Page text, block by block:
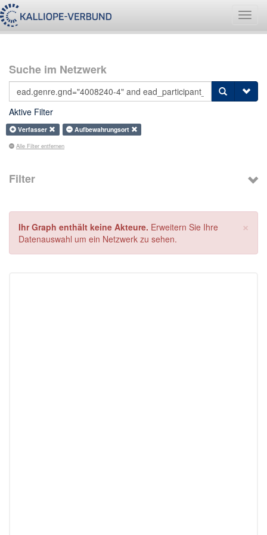
Suche im Netzwerk
Aktive Filter
Verfasser Aufbewahrungsort
Alle Filter entfernen
Filter
×
Ihr Graph enthält keine Akteure. Erweitern Sie Ihre
Datenauswahl um ein Netzwerk zu sehen.